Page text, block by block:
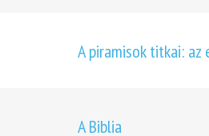
A piramisok titkai:
A Biblia